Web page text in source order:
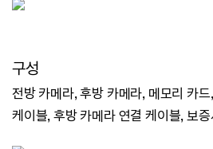
구성
전방 카메라, 후방 카메라, 메모리 카
케이블, 후방 카메라 연결 케이블, 보증